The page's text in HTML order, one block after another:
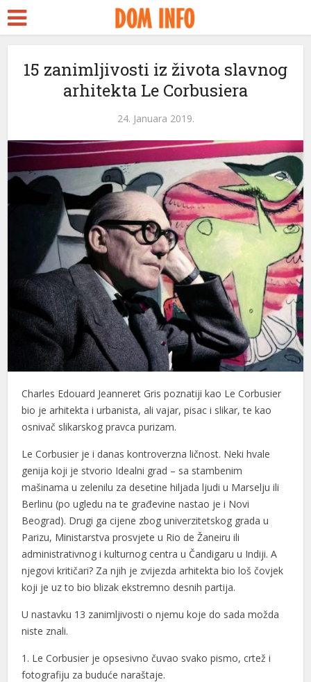
15 zanimljivosti iz života slavnog
arhitekta Le Corbusiera
24. Januara 2019.
Charles Edouard Jeanneret Gris poznatiji kao Le Corbusier
bio je arhitekta i urbanista, ali vajar, pisac i slikar, te kao
osnivač slikarskog pravca purizam.
Le Corbusier je i danas kontroverzna ličnost. Neki hvale
genija koji je stvorio Idealni grad – sa stambenim
mašinama u zelenilu za desetine hiljada ljudi u Marselju ili
Berlinu (po ugledu na te građevine nastao je i Novi
Beograd). Drugi ga cijene zbog univerzitetskog grada u
Parizu, Ministarstva prosvjete u Rio de Žaneiru ili
administrativnog i kulturnog centra u Čandigaru u Indiji. A
njegovi kritičari? Za njih je zvijezda arhitekta bio loš čovjek
koji je uz to bio blizak ekstremno desnih partija.
U nastavku 13 zanimljivosti o njemu koje do sada možda
niste znali.
1. Le Corbusier je opsesivno čuvao svako pismo, crtež i
fotografiju za buduće naraštaje.